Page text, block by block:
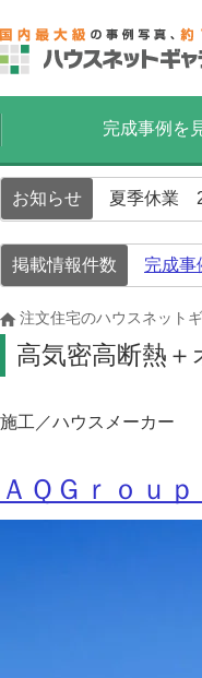
完成事例を
お知らせ 夏季休業
掲載情報件数 完成事
注文住宅のハウスネット
高気密高断熱
施工／ハウスメーカー
ＡＱＧｒｏｕ